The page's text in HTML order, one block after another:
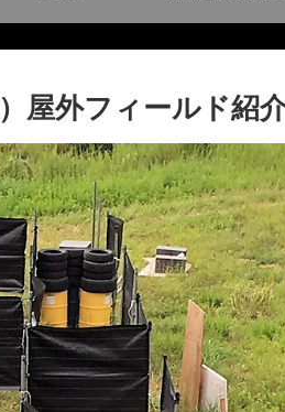
屋外フィールド紹